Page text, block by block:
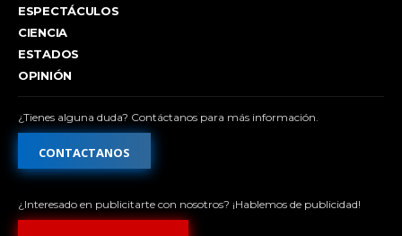
ESPECTÁCULOS
CIENCIA
ESTADOS
OPINIÓN
¿Tienes alguna duda? Contáctanos para más información.
CONTACTANOS
¿Interesado en publicitarte con nosotros? ¡Hablemos de publicidad!